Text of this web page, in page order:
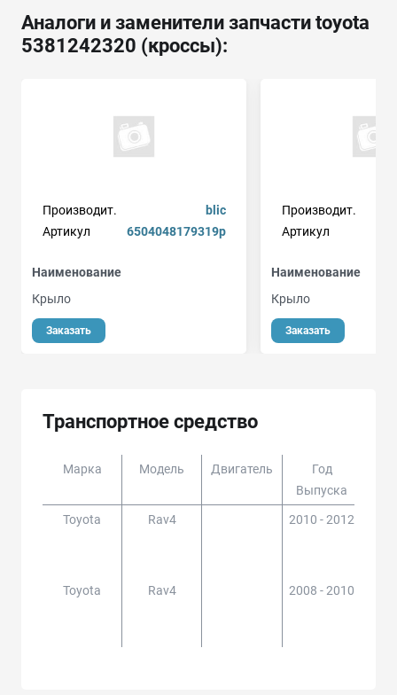
Аналоги и заменители запчасти toyota
5381242320 (кроссы):
Производит.
blic
Артикул
6504048179319p
Наименование
Крыло
Заказать
Производит.
Артикул
Наименование
Крыло
Заказать
Транспортное средство
Марка Модель Двигатель
Год
Выпуска
Toyota Rav4 2010 - 2012
Toyota
Rav4 2008 - 2010